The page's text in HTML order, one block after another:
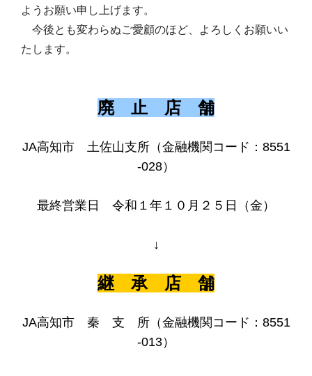
ようお願い申し上げます。
今後とも変わらぬご愛顧のほど、よろしくお願いい
たします。
廃 止 店 舗
JA高知市 土佐山支所（金融機関コード：8551
-028）
最終営業日 令和１年１０月２５日（金）
↓
継 承 店 舗
JA高知市 秦 支 所（金融機関コード：8551
-013）